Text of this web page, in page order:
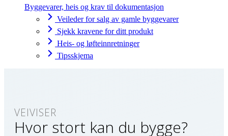
Byggevarer, heis og krav til dokumentasjon
Veileder for salg av gamle byggevarer
Sjekk kravene for ditt produkt
Heis- og løfteinnretninger
Tipsskjema
Hvor stort kan du bygge?